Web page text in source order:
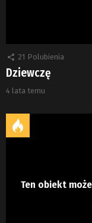
21 Polubienia
Dziewczę
4 lata temu
Ten obiekt